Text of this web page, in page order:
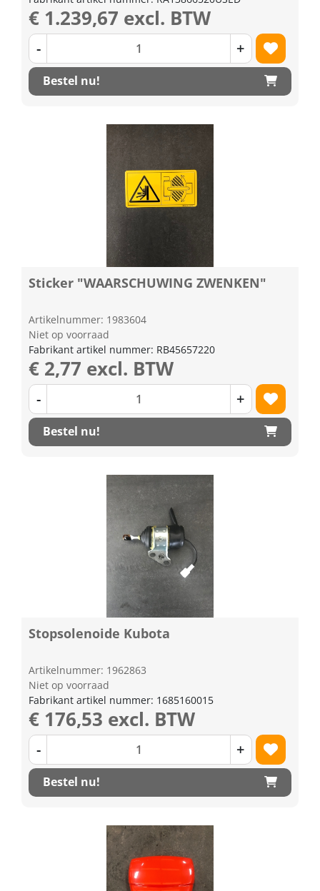
€ 1.239,67 excl. BTW
- +
Bestel nu!
Sticker "WAARSCHUWING ZWENKEN"
Artikelnummer: 1983604
Niet op voorraad
Fabrikant artikel nummer: RB45657220
€ 2,77 excl. BTW
- +
Bestel nu!
Stopsolenoide Kubota
Artikelnummer: 1962863
Niet op voorraad
Fabrikant artikel nummer: 1685160015
€ 176,53 excl. BTW
- +
Bestel nu!